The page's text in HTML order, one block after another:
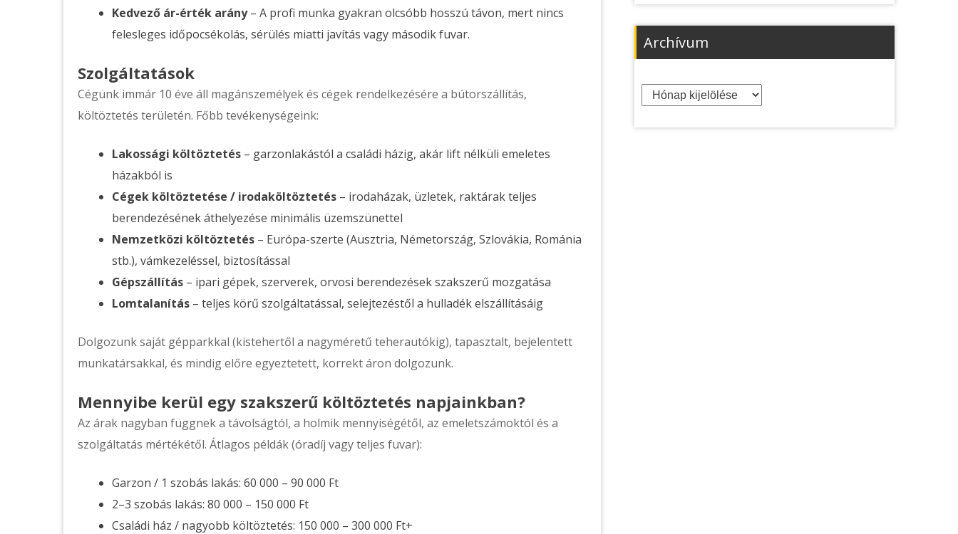
Kedvező ár-érték arány– A profi munka gyakran olcsóbb hosszú távon, mert nincs
felesleges időpocsékolás, sérülés miatti javítás vagy második fuvar.
Szolgáltatások
Cégünk immár 10 éve áll magánszemélyek és cégek rendelkezésére a bútorszállítás,
költöztetés területén. Főbb tevékenységeink:
Lakossági költöztetés – garzonlakástól a családi házig, akár lift nélküli emeletes
házakból is
Cégek költöztetése / irodaköltöztetés – irodaházak, üzletek, raktárak teljes
berendezésének áthelyezése minimális üzemszünettel
Nemzetközi költöztetés – Európa-szerte (Ausztria, Németország, Szlovákia, Románia
stb.), vámkezeléssel, biztosítással
Gépszállítás – ipari gépek, szerverek, orvosi berendezések szakszerű mozgatása
Lomtalanítás – teljes körű szolgáltatással, selejtezéstől a hulladék elszállításáig
Dolgozunk saját gépparkkal (kistehertől a nagyméretű teherautókig), tapasztalt, bejelentett
munkatársakkal, és mindig előre egyeztetett, korrekt áron dolgozunk.
Mennyibe kerül egy szakszerű költöztetés napjainkban?
Az árak nagyban függnek a távolságtól, a holmik mennyiségétől, az emeletszámoktól és a
szolgáltatás mértékétől. Átlagos példák (óradíj vagy teljes fuvar):
Garzon / 1 szobás lakás: 60 000 – 90 000 Ft
2–3 szobás lakás: 80 000 – 150 000 Ft
Családi ház / nagyobb költöztetés: 150 000 – 300 000 Ft+
Archívum
Archívum